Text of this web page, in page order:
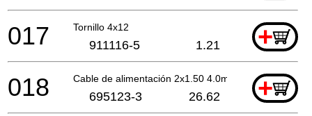
Tornillo 4x12 +
017 911116-5 1.21
Cable de alimentación 2x1.50 4.0mtr +
018 695123-3 26.62